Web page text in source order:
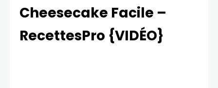
Cheesecake Facile –
RecettesPro {VIDÉO}